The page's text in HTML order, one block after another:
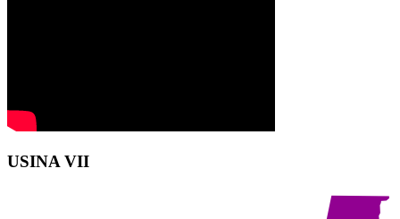
USINA VII